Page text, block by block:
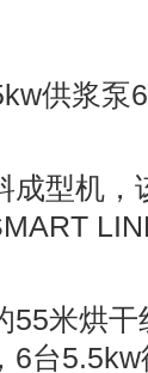
供浆泵6
型机，
米烘干
6台